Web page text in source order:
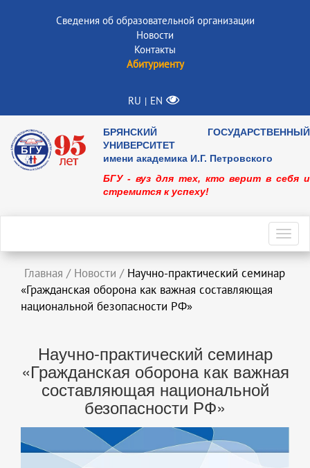
Сведения об образовательной организации
Новости
Контакты
Абитуриенту
RU | EN
БРЯНСКИЙ ГОСУДАРСТВЕННЫЙ
УНИВЕРСИТЕТ
имени академика И.Г. Петровского
БГУ - вуз для тех, кто верит в себя и
стремится к успеху!
Главная / Новости / Научно-практический семинар
«Гражданская оборона как важная составляющая
национальной безопасности РФ»
Научно-практический семинар
«Гражданская оборона как важная
составляющая национальной
безопасности РФ»